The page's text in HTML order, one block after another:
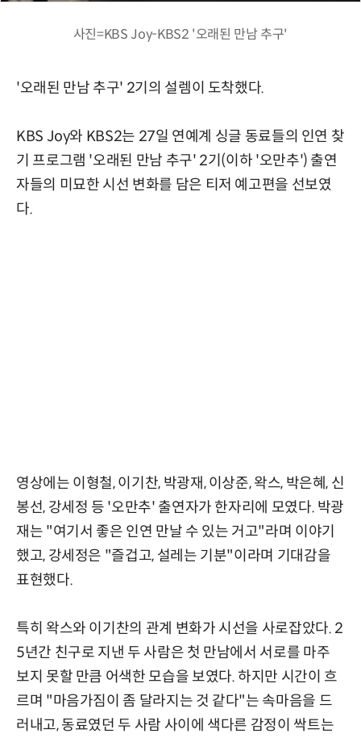
사진=KBS Joy-KBS2 '오래된 만남 추구'
'오래된 만남 추구' 2기의 설렘이 도착했다.
KBS Joy와 KBS2는 27일 연예계 싱글 동료들의 인연 찾
기 프로그램 '오래된 만남 추구' 2기(이하 '오만추') 출연
자들의 미묘한 시선 변화를 담은 티저 예고편을 선보였
다.
영상에는 이형철, 이기찬, 박광재, 이상준, 왁스, 박은혜, 신
봉선, 강세정 등 '오만추' 출연자가 한자리에 모였다. 박광
재는 "여기서 좋은 인연 만날 수 있는 거고"라며 이야기
했고, 강세정은 "즐겁고, 설레는 기분"이라며 기대감을
표현했다.
특히 왁스와 이기찬의 관계 변화가 시선을 사로잡았다. 2
5년간 친구로 지낸 두 사람은 첫 만남에서 서로를 마주
보지 못할 만큼 어색한 모습을 보였다. 하지만 시간이 흐
르며 "마음가짐이 좀 달라지는 것 같다"는 속마음을 드
러내고, 동료였던 두 사람 사이에 색다른 감정이 싹트는